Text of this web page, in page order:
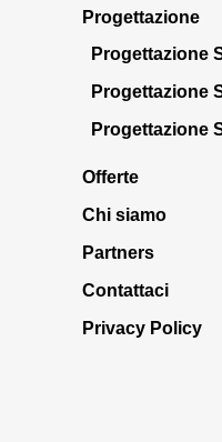
Progettazione
Progettazione
Progettazione
Progettazione
Offerte
Chi siamo
Partners
Contattaci
Privacy Policy